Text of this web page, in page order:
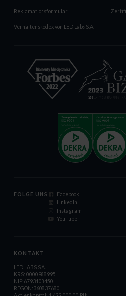
Reklamationsformular
Verhaltenskodex von LED Labs S.A.
FOLGE UNS
Facebook
LinkedIn
Instagram
YouTube
KONTAKT
LED LABS S.A.
KRS: 0000988995
NIP:6793108450
REGON:360837680